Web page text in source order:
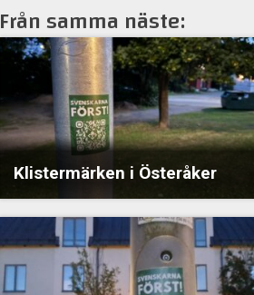
Från samma näste:
Klistermärken i Österåker